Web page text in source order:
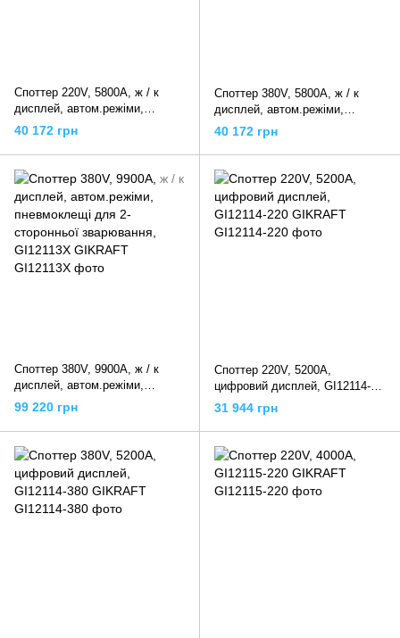
Споттер 220V, 5800A, ж / к
дисплей, автом.режіми,
GI12112-220 GIKRAFT
40 172 грн
Споттер 380V, 5800A, ж / к
дисплей, автом.режіми,
GI12112-380 GIKRAFT
40 172 грн
Споттер 380V, 9900A, ж / к
дисплей, автом.режіми,
пневмоклещі для 2-сторонньої
зварювання, GI12113X
GIKRAFT
99 220 грн
Споттер 220V, 5200A,
цифровий дисплей, GI12114-
220 GIKRAFT
31 944 грн